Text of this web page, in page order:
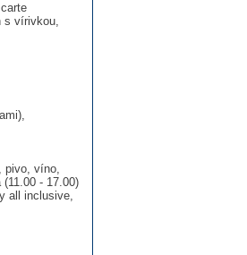
s vírivkou,
pivo, víno,
- 17.00)
all inclusive,